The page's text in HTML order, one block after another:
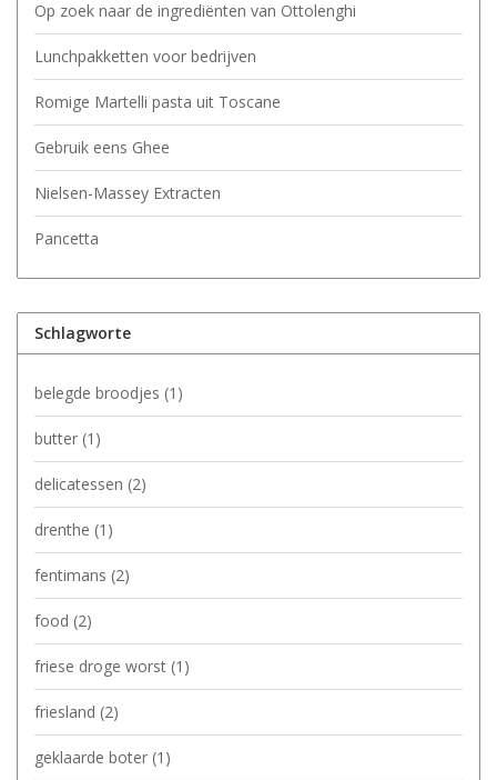
Op zoek naar de ingrediënten van Ottolenghi
Lunchpakketten voor bedrijven
Romige Martelli pasta uit Toscane
Gebruik eens Ghee
Nielsen-Massey Extracten
Pancetta
Schlagworte
belegde broodjes (1)
butter (1)
delicatessen (2)
drenthe (1)
fentimans (2)
food (2)
friese droge worst (1)
friesland (2)
geklaarde boter (1)